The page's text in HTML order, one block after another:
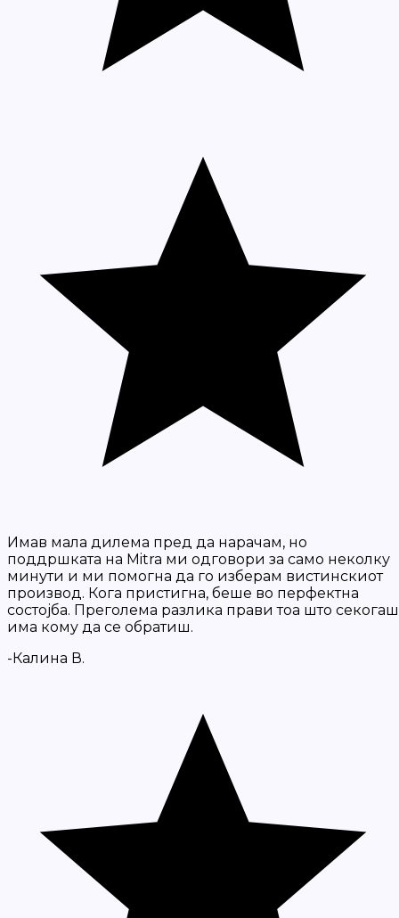
Имав мала дилема пред да нарачам, но
поддршката на Mitra ми одговори за само неколку
минути и ми помогна да го изберам вистинскиот
производ. Кога пристигна, беше во перфектна
состојба. Преголема разлика прави тоа што секогаш
има кому да се обратиш.
-Калина В.